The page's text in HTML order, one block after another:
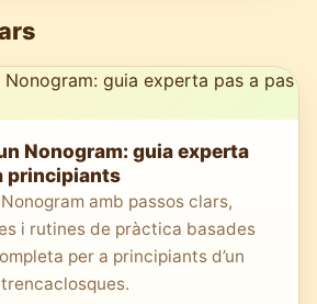
Nonogram: guia experta
principiants
amb passos clars,
i rutines de pràctica basades
per a principiants d’un